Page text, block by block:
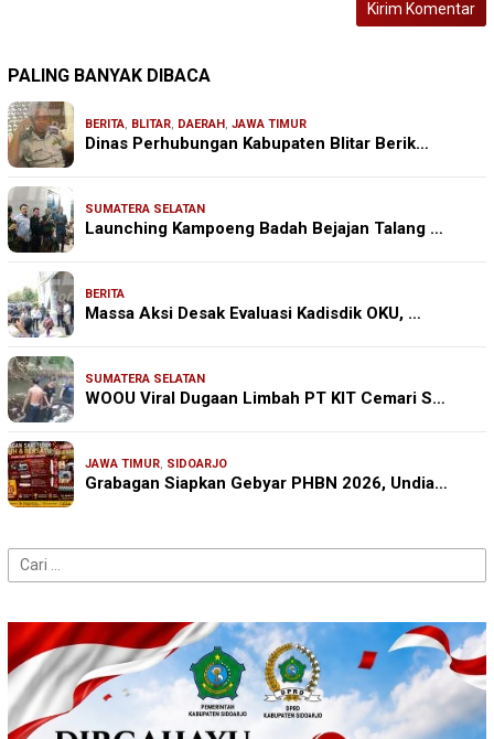
PALING BANYAK DIBACA
BERITA, BLITAR, DAERAH , JAWA TIMUR
Dinas Perhubungan Kabupaten Blitar Berik…
SUMATERA SELATAN
Launching Kampoeng Badah Bejajan Talang …
BERITA
Massa Aksi Desak Evaluasi Kadisdik OKU, …
SUMATERA SELATAN
WOOU Viral Dugaan Limbah PT KIT Cemari S…
JAWA TIMUR, SIDOARJO
Grabagan Siapkan Gebyar PHBN 2026, Undia…
Cari
untuk: